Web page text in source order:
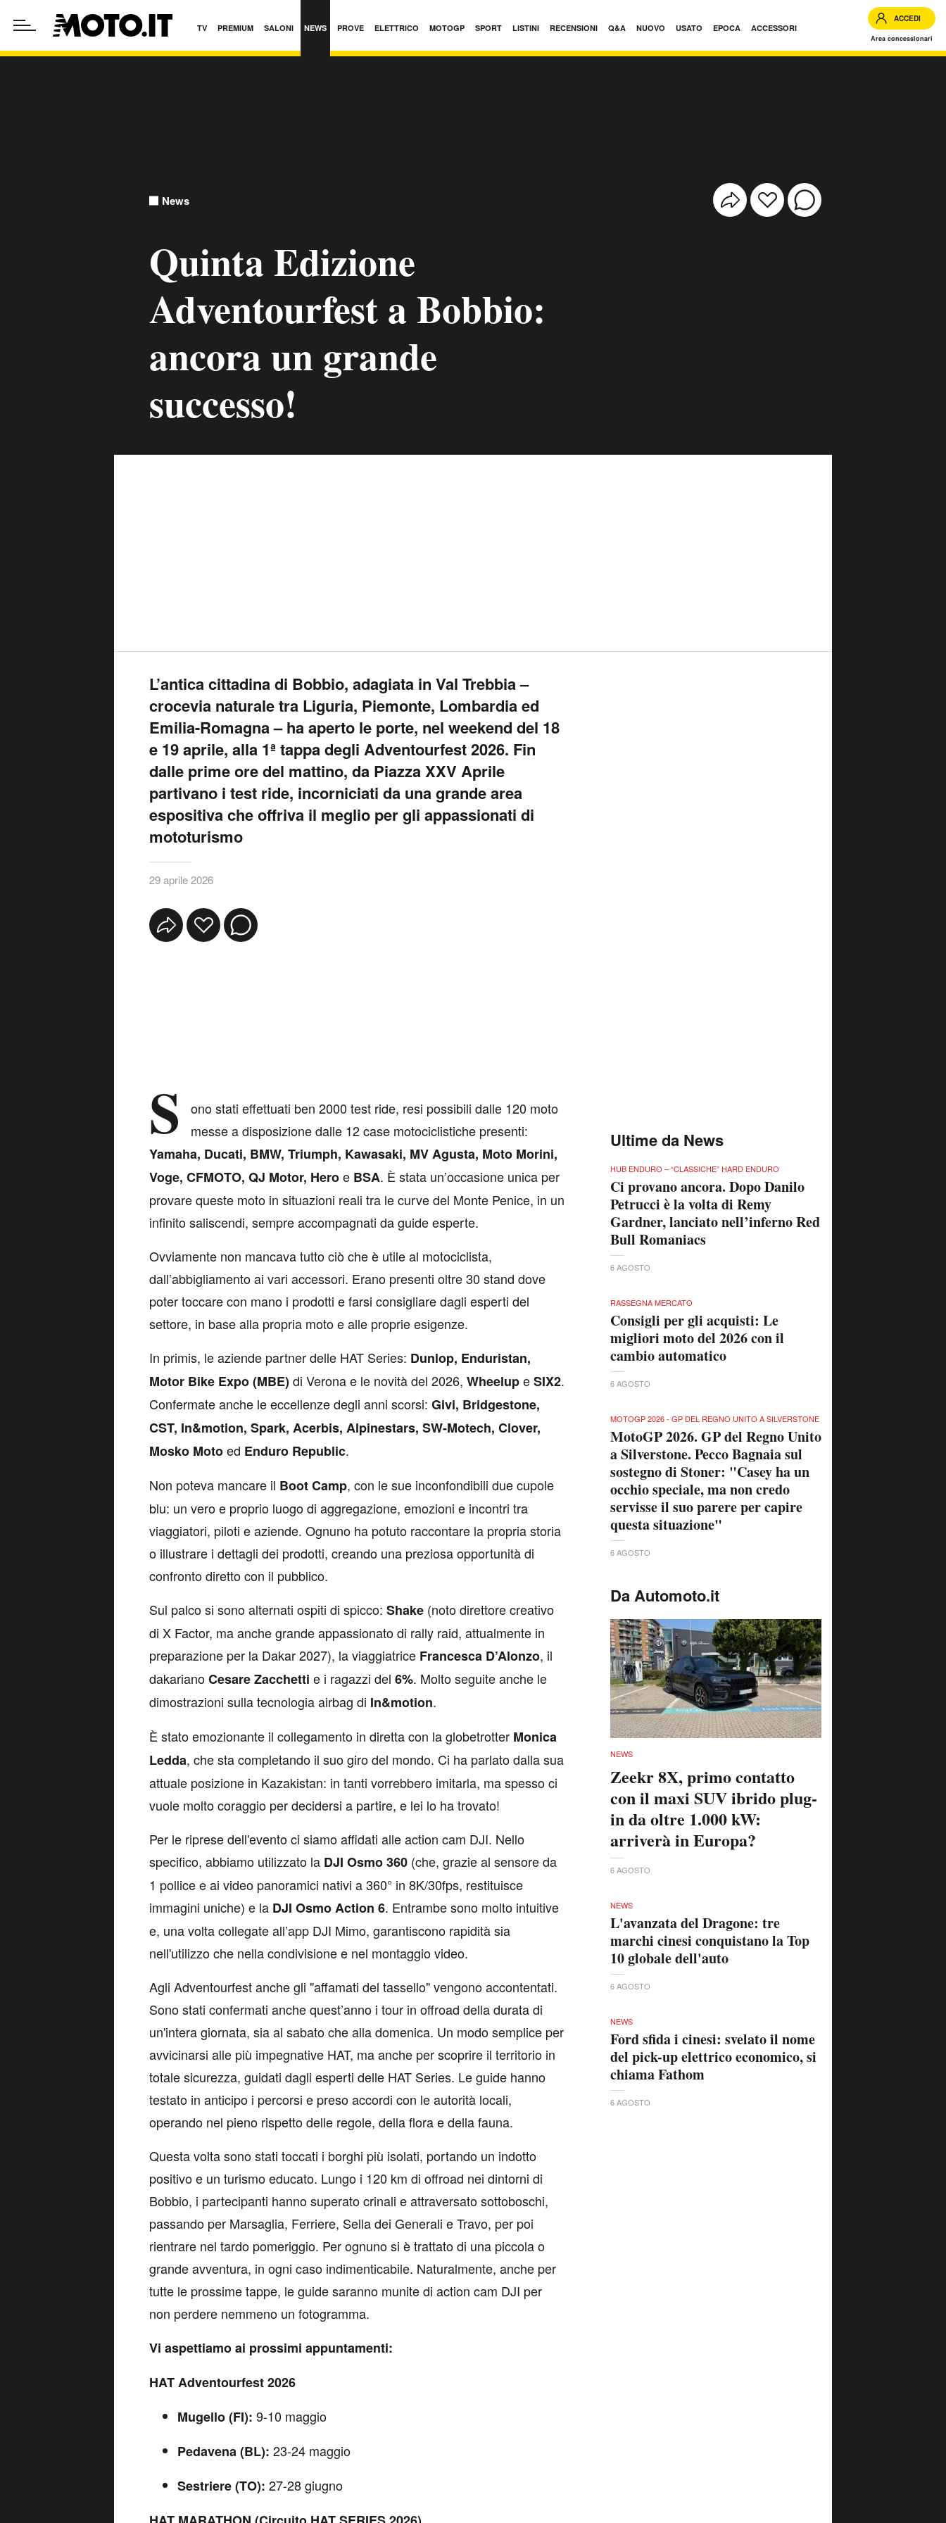
TV PREMIUM SALONI NEWS PROVE ELETTRICO MOTOGP SPORT LISTINI RECENSIONI Q&A NUOVO USATO EPOCA ACCESSORI
ACCEDI
Area concessionari
News
Quinta Edizione
Adventourfest a Bobbio:
ancora un grande
successo!
L’antica cittadina di Bobbio, adagiata in Val Trebbia –
crocevia naturale tra Liguria, Piemonte, Lombardia ed
Emilia-Romagna – ha aperto le porte, nel weekend del 18
e 19 aprile, alla 1ª tappa degli Adventourfest 2026. Fin
dalle prime ore del mattino, da Piazza XXV Aprile
partivano i test ride, incorniciati da una grande area
espositiva che offriva il meglio per gli appassionati di
mototurismo
29 aprile 2026
S
ono stati effettuati ben 2000 test ride, resi possibili dalle 120 moto
messe a disposizione dalle 12 case motociclistiche presenti:
Yamaha, Ducati, BMW, Triumph, Kawasaki, MV Agusta, Moto Morini,
Voge, CFMOTO, QJ Motor, Heroe BSA. È stata un’occasione unica per
provare queste moto in situazioni reali tra le curve del Monte Penice, in un
infinito saliscendi, sempre accompagnati da guide esperte.
Ovviamente non mancava tutto ciò che è utile al motociclista,
dall’abbigliamento ai vari accessori. Erano presenti oltre 30 stand dove
poter toccare con mano i prodotti e farsi consigliare dagli esperti del
settore, in base alla propria moto e alle proprie esigenze.
In primis, le aziende partner delle HAT Series: Dunlop, Enduristan,
Motor Bike Expo (MBE)di Verona e le novità del 2026, WheelupeSIX2.
Confermate anche le eccellenze degli anni scorsi: Givi, Bridgestone,
CST, In&motion, Spark, Acerbis, Alpinestars, SW-Motech, Clover,
Mosko Motoed Enduro Republic.
Non poteva mancare il Boot Camp, con le sue inconfondibili due cupole
blu: un vero e proprio luogo di aggregazione, emozioni e incontri tra
viaggiatori, piloti e aziende. Ognuno ha potuto raccontare la propria storia
o illustrare i dettagli dei prodotti, creando una preziosa opportunità di
confronto diretto con il pubblico.
Sul palco si sono alternati ospiti di spicco: Shake (noto direttore creativo
di X Factor, ma anche grande appassionato di rally raid, attualmente in
preparazione per la Dakar 2027), la viaggiatrice Francesca D’Alonzo, il
dakarianoCesare Zacchetti e i ragazzi del 6%. Molto seguite anche le
dimostrazioni sulla tecnologia airbag di In&motion.
È stato emozionante il collegamento in diretta con la globetrotter Monica
Ledda, che sta completando il suo giro del mondo. Ci ha parlato dalla sua
attuale posizione in Kazakistan: in tanti vorrebbero imitarla, ma spesso ci
vuole molto coraggio per decidersi a partire, e lei lo ha trovato!
Per le riprese dell'evento ci siamo affidati alle action cam DJI. Nello
specifico, abbiamo utilizzato la DJI Osmo 360 (che, grazie al sensore da
1 pollice e ai video panoramici nativi a 360° in 8K/30fps, restituisce
immagini uniche) e la DJI Osmo Action 6. Entrambe sono molto intuitive
e, una volta collegate all’app DJI Mimo, garantiscono rapidità sia
nell'utilizzo che nella condivisione e nel montaggio video.
Agli Adventourfest anche gli "affamati del tassello" vengono accontentati.
Sono stati confermati anche quest’anno i tour in offroad della durata di
un'intera giornata, sia al sabato che alla domenica. Un modo semplice per
avvicinarsi alle più impegnative HAT, ma anche per scoprire il territorio in
totale sicurezza, guidati dagli esperti delle HAT Series. Le guide hanno
testato in anticipo i percorsi e preso accordi con le autorità locali,
operando nel pieno rispetto delle regole, della flora e della fauna.
Questa volta sono stati toccati i borghi più isolati, portando un indotto
positivo e un turismo educato. Lungo i 120 km di offroad nei dintorni di
Bobbio, i partecipanti hanno superato crinali e attraversato sottoboschi,
passando per Marsaglia, Ferriere, Sella dei Generali e Travo, per poi
rientrare nel tardo pomeriggio. Per ognuno si è trattato di una piccola o
grande avventura, in ogni caso indimenticabile. Naturalmente, anche per
tutte le prossime tappe, le guide saranno munite di action cam DJI per
non perdere nemmeno un fotogramma.
Vi aspettiamo ai prossimi appuntamenti:
HAT Adventourfest 2026
Mugello (FI): 9-10 maggio
Pedavena (BL): 23-24 maggio
Sestriere (TO): 27-28 giugno
Ultime da News
HUB ENDURO – “CLASSICHE” HARD ENDURO
Ci provano ancora. Dopo Danilo
Petrucci è la volta di Remy
Gardner, lanciato nell’inferno Red
Bull Romaniacs
6 AGOSTO
RASSEGNA MERCATO
Consigli per gli acquisti: Le
migliori moto del 2026 con il
cambio automatico
6 AGOSTO
MOTOGP 2026 - GP DEL REGNO UNITO A SILVERSTONE
MotoGP 2026. GP del Regno Unito
a Silverstone. Pecco Bagnaia sul
sostegno di Stoner: "Casey ha un
occhio speciale, ma non credo
servisse il suo parere per capire
questa situazione"
6 AGOSTO
Da Automoto.it
NEWS
Zeekr 8X, primo contatto
con il maxi SUV ibrido plug-
in da oltre 1.000 kW:
arriverà in Europa?
6 AGOSTO
NEWS
L'avanzata del Dragone: tre
marchi cinesi conquistano la Top
10 globale dell'auto
6 AGOSTO
NEWS
Ford sfida i cinesi: svelato il nome
del pick-up elettrico economico, si
chiama Fathom
6 AGOSTO